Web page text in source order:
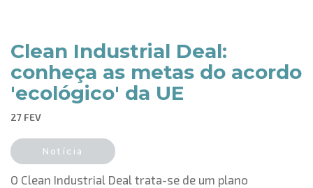
Clean Industrial Deal:
conheça as metas do acordo
'ecológico' da UE
27 FEV
Notícia
O Clean Industrial Deal trata-se de um plano